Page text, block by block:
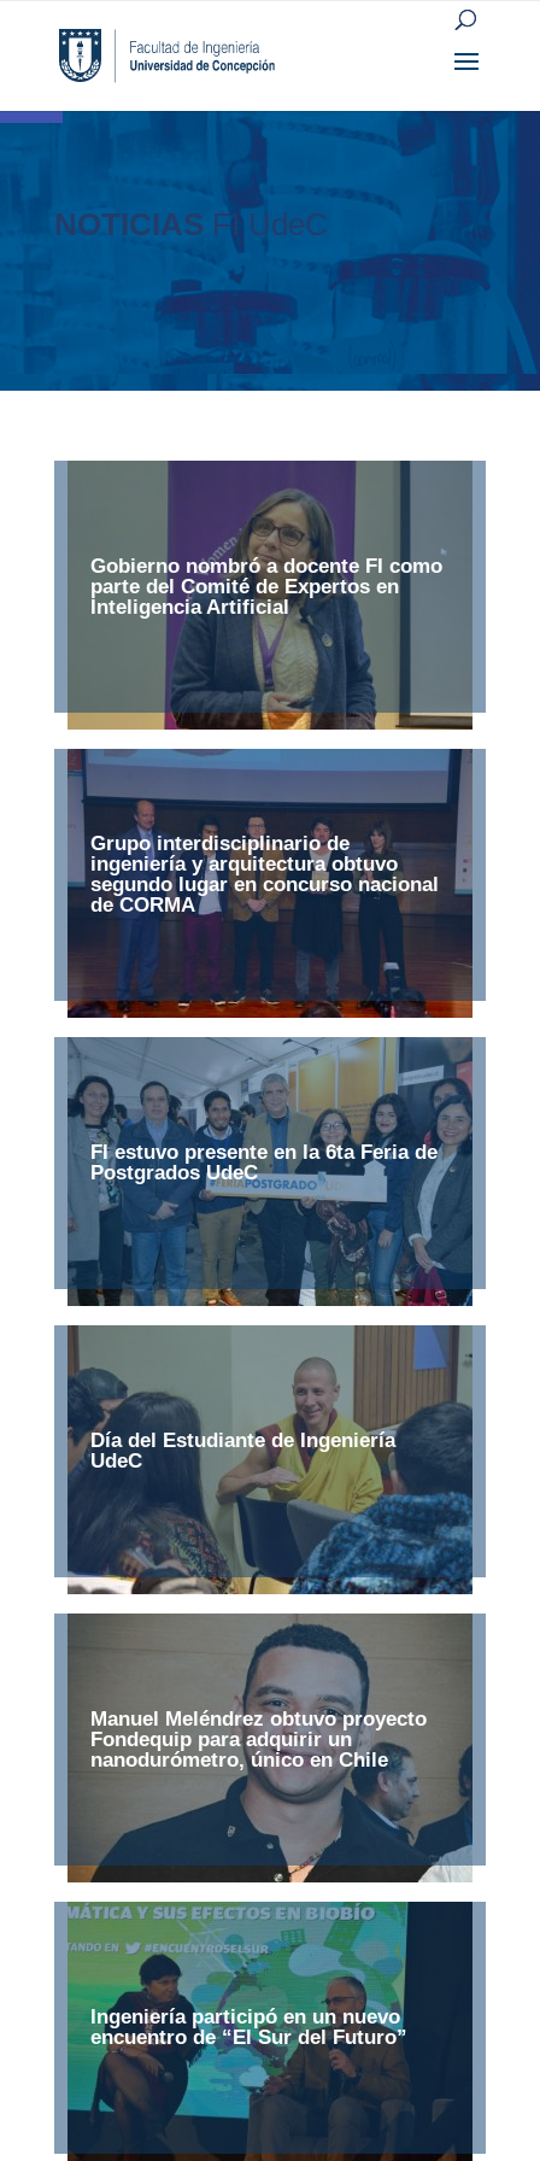
Open toolbar
NOTICIAS FI UdeC
Gobierno nombró a docente FI como
parte del Comité de Expertos en
Inteligencia Artificial
Grupo interdisciplinario de
ingeniería y arquitectura obtuvo
segundo lugar en concurso nacional
de CORMA
FI estuvo presente en la 6ta Feria de
Postgrados UdeC
Día del Estudiante de Ingeniería
UdeC
Manuel Meléndrez obtuvo proyecto
Fondequip para adquirir un
nanodurómetro, único en Chile
Ingeniería participó en un nuevo
encuentro de “El Sur del Futuro”